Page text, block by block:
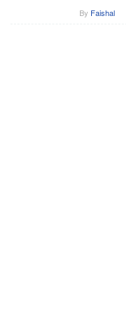
By Faishal